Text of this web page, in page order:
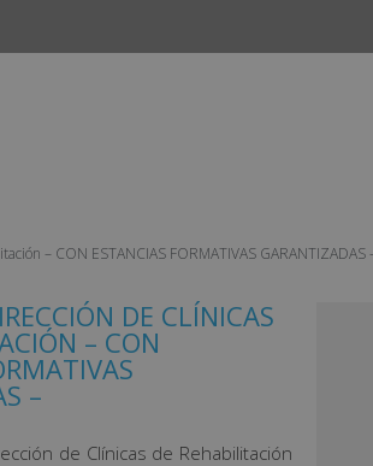
– CON ESTANCIAS FORMATIVAS GARANTIZADAS
DE CLÍNICAS
– CON
–
de Clínicas de Rehabilitación